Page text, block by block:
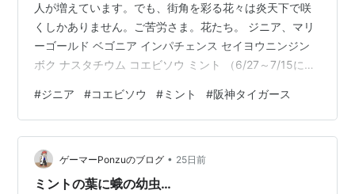
人が増えています。でも、街角を彩る花々は炎天下で咲
くしかありません。ご苦労さま。花たち。 ジニア、マリ
ーゴールド ベゴニア インパチェンス セイヨウニンジン
ボク ナスタチウム コエビソウ ミント （6/27～7/15に撮
戦。阪神、8・9回表の満塁のチャンスを活かせませんで
した。５－６で阪神負けました。
#ジニア #コエビソウ #ミント #阪神タイガース
ゲーマーPonzuのブログ • 25日前
ミントの葉に蛾の幼虫…